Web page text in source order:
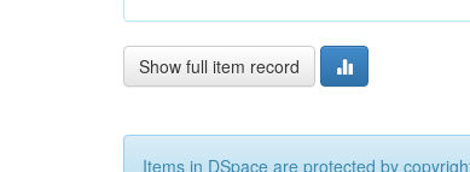
Show full item record
Items in DSpace are protected by